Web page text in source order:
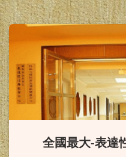
賀！本系
助理教授、林淑
育部115年教學
賀！本系同
畫」。全國最大-表達